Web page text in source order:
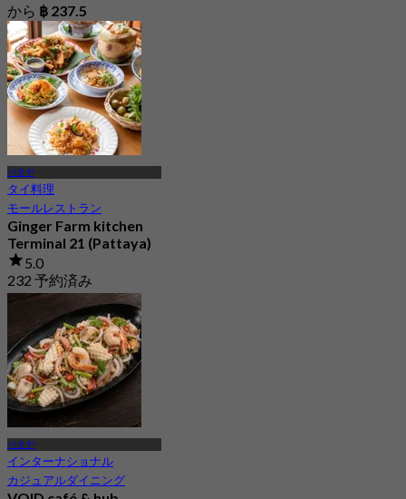
から ฿ 237.5
パタヤ
タイ料理
モールレストラン
Ginger Farm kitchen
Terminal 21 (Pattaya)
5.0
232 予約済み
から ฿ 622.5
パタヤ
インターナショナル
カジュアルダイニング